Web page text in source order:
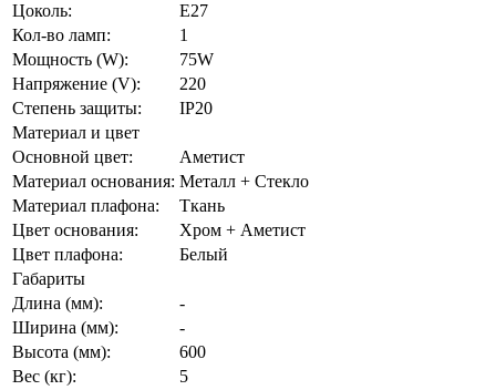
Цоколь:
E27
Кол-во ламп:
1
Мощность (W):
75W
Напряжение (V):
220
Степень защиты:
IP20
Материал и цвет
Основной цвет:
Аметист
Материал основания: Металл + Стекло
Материал плафона:
Ткань
Цвет основания:
Хром + Аметист
Цвет плафона:
Белый
Габариты
Длина (мм):
-
Ширина (мм):
-
Высота (мм):
600
Вес (кг):
5